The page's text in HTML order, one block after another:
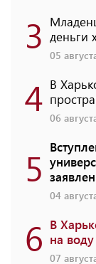
3 деньги
05
4 В
06
5
04
6 В
на
07